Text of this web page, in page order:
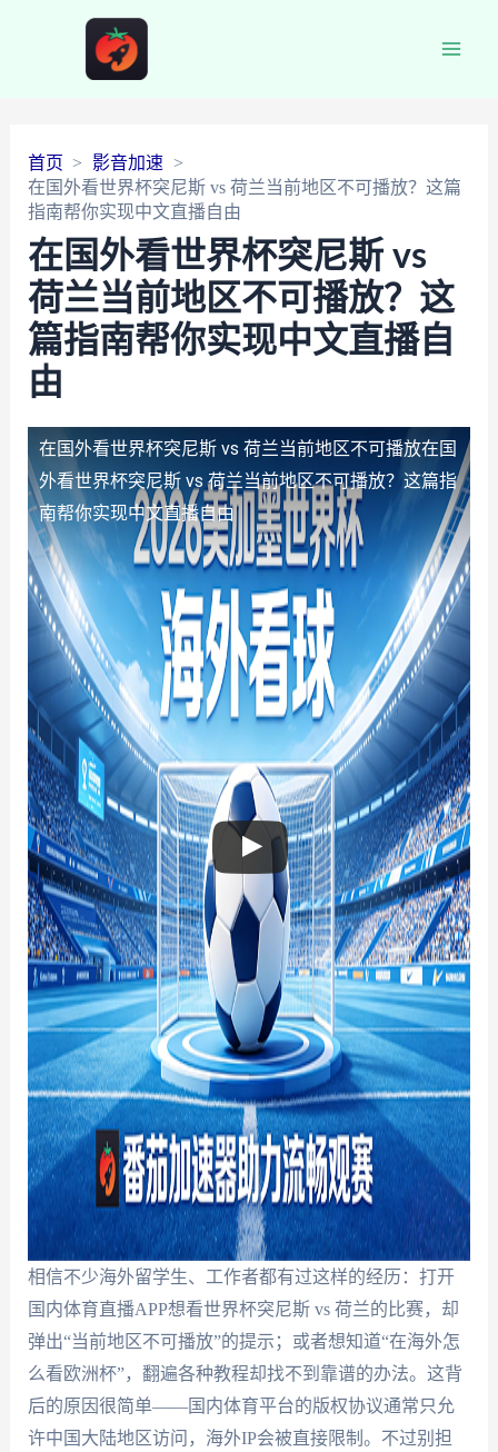
首页
影音加速
在国外看世界杯突尼斯 vs 荷兰当前地区不可播放？这篇
指南帮你实现中文直播自由
在国外看世界杯突尼斯 vs
荷兰当前地区不可播放？这
篇指南帮你实现中文直播自
由
在国外看世界杯突尼斯 vs 荷兰当前地区不可播放在国
外看世界杯突尼斯 vs 荷兰当前地区不可播放？这篇指
南帮你实现中文直播自由
相信不少海外留学生、工作者都有过这样的经历：打开
国内体育直播APP想看世界杯突尼斯 vs 荷兰的比赛，却
弹出“当前地区不可播放”的提示；或者想知道“在海外怎
么看欧洲杯”，翻遍各种教程却找不到靠谱的办法。这背
后的原因很简单——国内体育平台的版权协议通常只允
许中国大陆地区访问，海外IP会被直接限制。不过别担